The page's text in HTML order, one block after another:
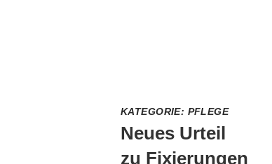
KATEGORIE: PFLEGE
Neues Urteil
zu Fixierungen